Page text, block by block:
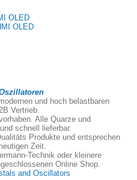
OLED
OLED
und hoch belastbaren
Vertrieb.
Alle Quarze und
schnell lieferbar.
Produkte und entsprechen
Zeit.
Technik oder kleinere
Online Shop.
and Oscillators